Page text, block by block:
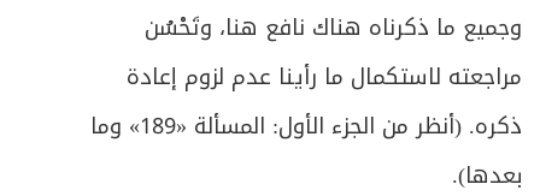
وجميع ما ذكرناه هناك نافع هنا، وتَحْسُن
مراجعته لاستكمال ما رأينا عدم لزوم إعادة
ذكره. (أنظر من الجزء الأول: المسألة «189» وما
بعدها).